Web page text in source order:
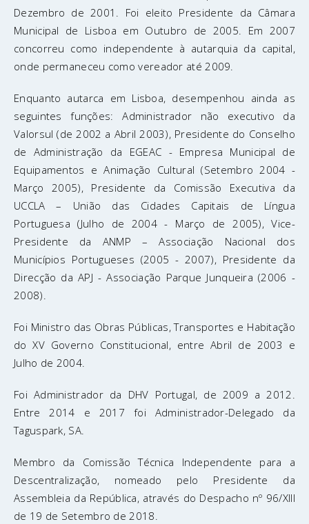
Dezembro de 2001. Foi eleito Presidente da Câmara
Municipal de Lisboa em Outubro de 2005. Em 2007
concorreu como independente à autarquia da capital,
onde permaneceu como vereador até 2009.
Enquanto autarca em Lisboa, desempenhou ainda as
seguintes funções: Administrador não executivo da
Valorsul (de 2002 a Abril 2003), Presidente do Conselho
de Administração da EGEAC - Empresa Municipal de
Equipamentos e Animação Cultural (Setembro 2004 -
Março 2005), Presidente da Comissão Executiva da
UCCLA – União das Cidades Capitais de Língua
Portuguesa (Julho de 2004 - Março de 2005), Vice-
Presidente da ANMP – Associação Nacional dos
Municípios Portugueses (2005 - 2007), Presidente da
Direcção da APJ - Associação Parque Junqueira (2006 -
2008).
Foi Ministro das Obras Públicas, Transportes e Habitação
do XV Governo Constitucional, entre Abril de 2003 e
Julho de 2004.
Foi Administrador da DHV Portugal, de 2009 a 2012.
Entre 2014 e 2017 foi Administrador-Delegado da
Taguspark, SA.
Membro da Comissão Técnica Independente para a
Descentralização, nomeado pelo Presidente da
Assembleia da República, através do Despacho nº 96/XIII
de 19 de Setembro de 2018.